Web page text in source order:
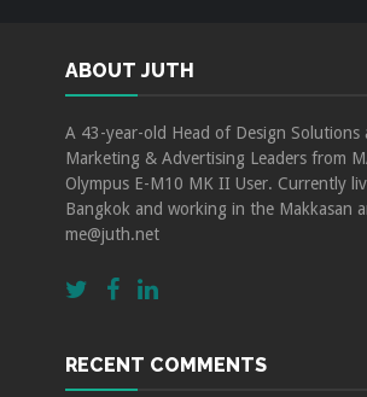
ABOUT JUTH
ABOUT JUTH
A 43-year-old Head of Design Solutions
Marketing & Advertising Leaders from
Olympus E-M10 MK II User. Currently
Bangkok and working in the Makkasan
me@juth.net
RECENT COMMENTS